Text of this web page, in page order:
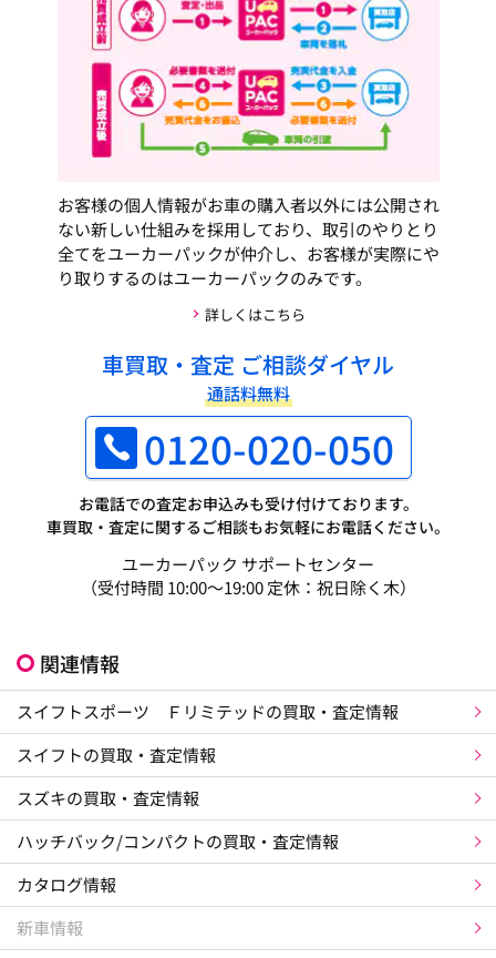
お客様の個人情報がお車の購入者以外には公開され
ない新しい仕組みを採用しており、取引のやりとり
全てをユーカーパックが仲介し、お客様が実際にや
り取りするのはユーカーパックのみです。
詳しくはこちら
車買取・査定 ご相談ダイヤル
通話料無料
0120-020-050
お電話での査定お申込みも受け付けております。
車買取・査定に関するご相談もお気軽にお電話ください。
ユーカーパック サポートセンター
（受付時間 10:00～19:00 定休：祝日除く木）
関連情報
スイフトスポーツ Ｆリミテッドの買取・査定情報
スイフトの買取・査定情報
スズキの買取・査定情報
ハッチバック/コンパクトの買取・査定情報
カタログ情報
新車情報